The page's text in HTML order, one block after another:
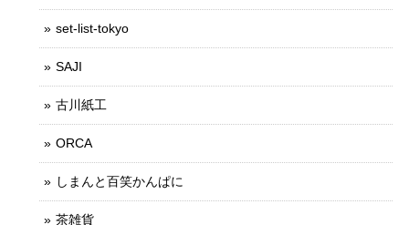
set-list-tokyo
SAJI
古川紙工
ORCA
しまんと百笑かんぱに
茶雑貨